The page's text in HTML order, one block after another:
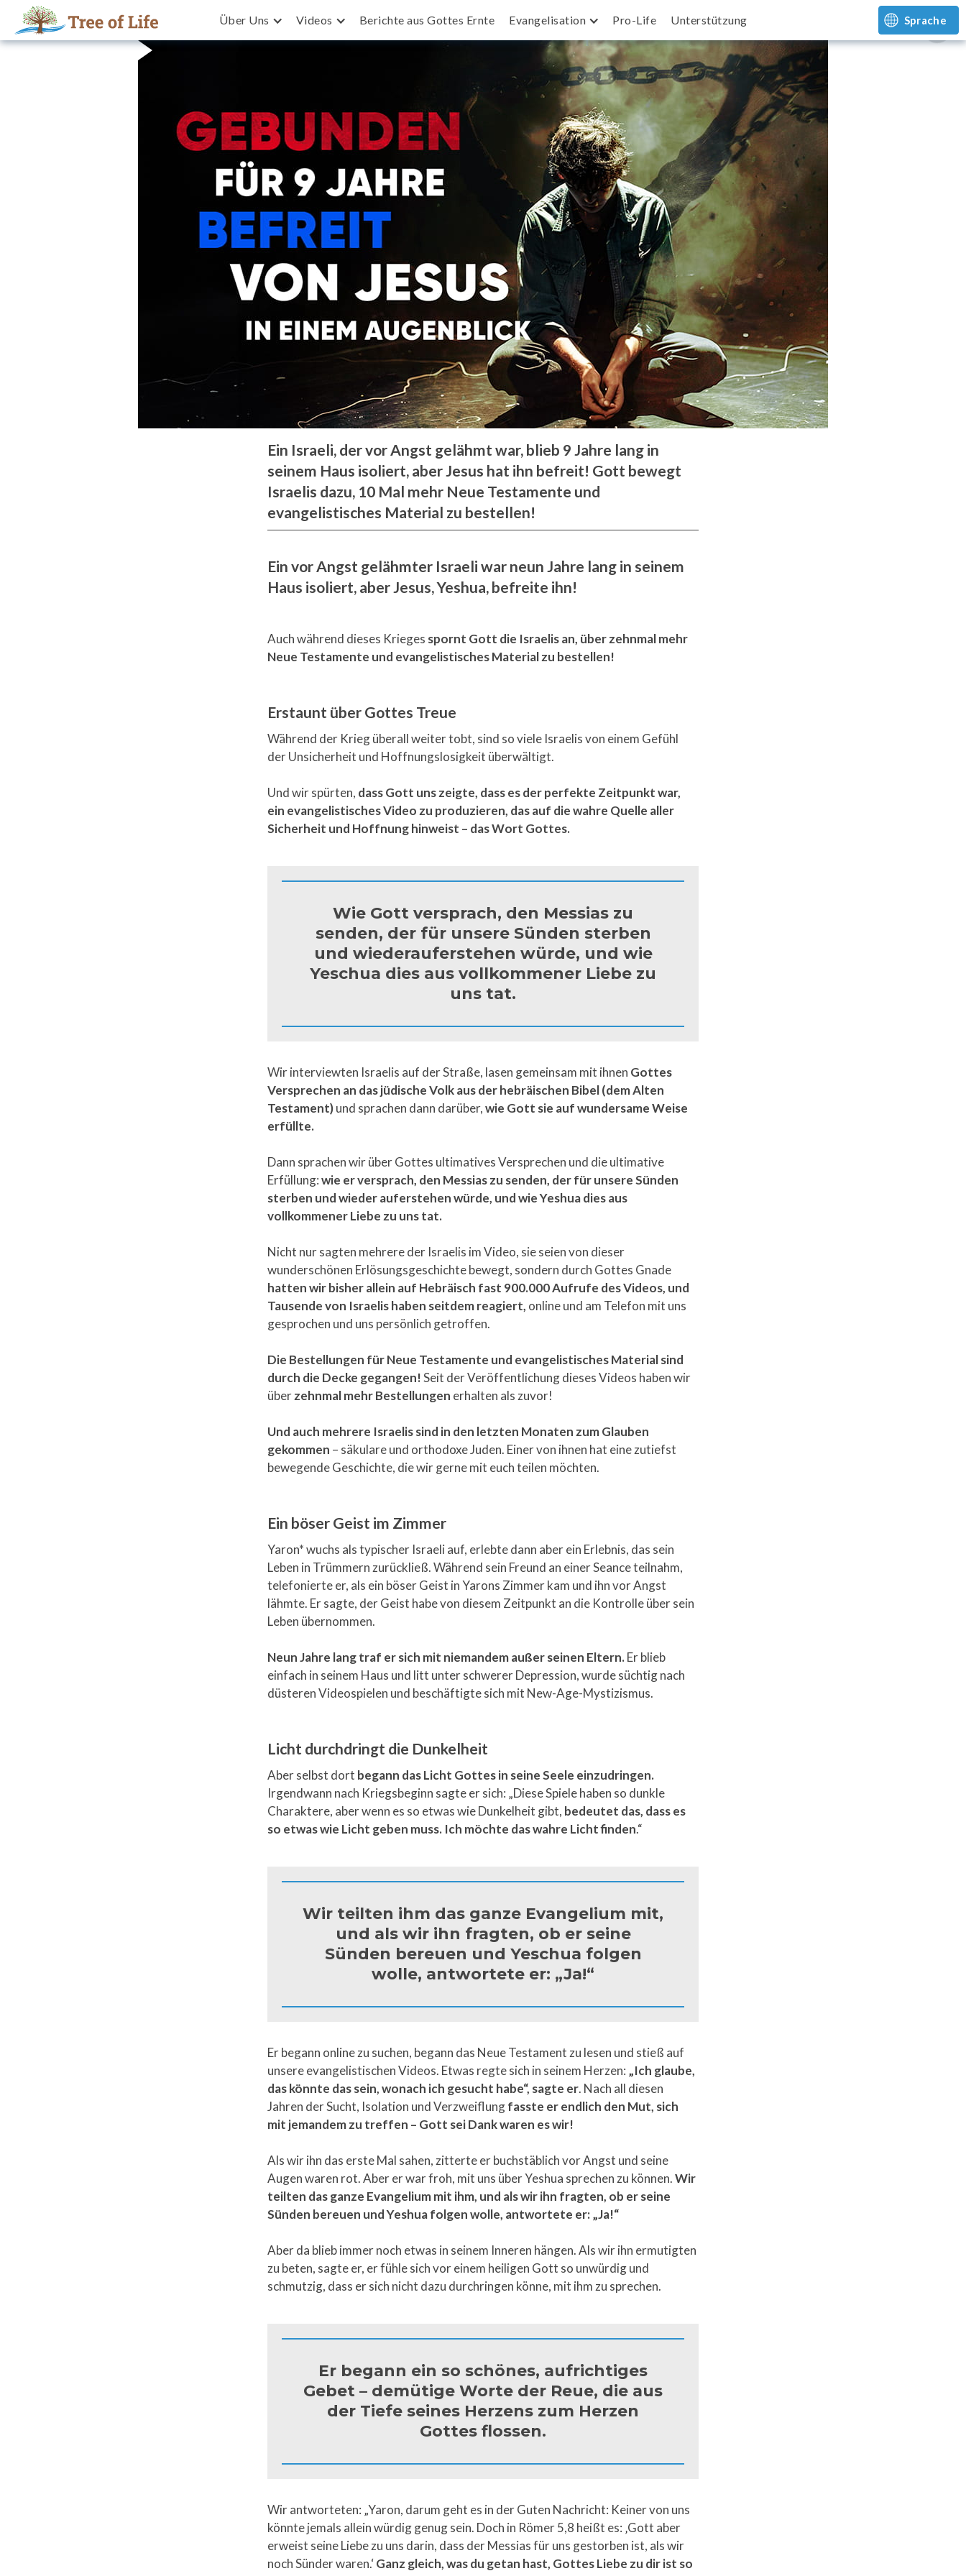
Über Uns Videos Berichte aus Gottes Ernte Evangelisation Pro-Life Unterstützung Sprache
Ein Israeli, der vor Angst gelähmt war, blieb 9 Jahre lang in
seinem Haus isoliert, aber Jesus hat ihn befreit! Gott bewegt
Israelis dazu, 10 Mal mehr Neue Testamente und
evangelistisches Material zu bestellen!
Ein vor Angst gelähmter Israeli war neun Jahre lang in seinem
Haus isoliert, aber Jesus, Yeshua, befreite ihn!
Auch während dieses Krieges spornt Gott die Israelis an, über zehnmal mehr
Neue Testamente und evangelistisches Material zu bestellen!
Erstaunt über Gottes Treue
Während der Krieg überall weiter tobt, sind so viele Israelis von einem Gefühl
der Unsicherheit und Hoffnungslosigkeit überwältigt.
Und wir spürten, dass Gott uns zeigte, dass es der perfekte Zeitpunkt war,
ein evangelistisches Video zu produzieren, das auf die wahre Quelle aller
Sicherheit und Hoffnung hinweist – das Wort Gottes.
Wie Gott versprach, den Messias zu
senden, der für unsere Sünden sterben
und wiederauferstehen würde, und wie
Yeschua dies aus vollkommener Liebe zu
uns tat.
Wir interviewten Israelis auf der Straße, lasen gemeinsam mit ihnen Gottes
Versprechen an das jüdische Volk aus der hebräischen Bibel (dem Alten
Testament)und sprachen dann darüber,wie Gott sie auf wundersame Weise
erfüllte.
Dann sprachen wir über Gottes ultimatives Versprechen und die ultimative
Erfüllung:wie er versprach, den Messias zu senden, der für unsere Sünden
sterben und wieder auferstehen würde, und wie Yeshua dies aus
vollkommener Liebe zu uns tat.
Nicht nur sagten mehrere der Israelis im Video, sie seien von dieser
wunderschönen Erlösungsgeschichte bewegt, sondern durch Gottes Gnade
hatten wir bisher allein auf Hebräisch fast 900.000 Aufrufe des Videos, und
Tausende von Israelis haben seitdem reagiert, online und am Telefon mit uns
gesprochen und uns persönlich getroffen.
Die Bestellungen für Neue Testamente und evangelistisches Material sind
durch die Decke gegangen!Seit der Veröffentlichung dieses Videos haben wir
überzehnmal mehr Bestellungen erhalten als zuvor!
Und auch mehrere Israelis sind in den letzten Monaten zum Glauben
gekommen – säkulare und orthodoxe Juden. Einer von ihnen hat eine zutiefst
bewegende Geschichte, die wir gerne mit euch teilen möchten.
Ein böser Geist im Zimmer
Yaron* wuchs als typischer Israeli auf, erlebte dann aber ein Erlebnis, das sein
Leben in Trümmern zurückließ. Während sein Freund an einer Seance teilnahm,
telefonierte er, als ein böser Geist in Yarons Zimmer kam und ihn vor Angst
lähmte. Er sagte, der Geist habe von diesem Zeitpunkt an die Kontrolle über sein
Leben übernommen.
Neun Jahre lang traf er sich mit niemandem außer seinen Eltern.Er blieb
einfach in seinem Haus und litt unter schwerer Depression, wurde süchtig nach
düsteren Videospielen und beschäftigte sich mit New-Age-Mystizismus.
Licht durchdringt die Dunkelheit
Aber selbst dort begann das Licht Gottes in seine Seele einzudringen.
Irgendwann nach Kriegsbeginn sagte er sich: „Diese Spiele haben so dunkle
Charaktere, aber wenn es so etwas wie Dunkelheit gibt, bedeutet das, dass es
so etwas wie Licht geben muss. Ich möchte das wahre Licht finden.“
Wir teilten ihm das ganze Evangelium mit,
und als wir ihn fragten, ob er seine
Sünden bereuen und Yeschua folgen
wolle, antwortete er: „Ja!“
Er begann online zu suchen, begann das Neue Testament zu lesen und stieß auf
unsere evangelistischen Videos. Etwas regte sich in seinem Herzen: „Ich glaube,
das könnte das sein, wonach ich gesucht habe“, sagte er. Nach all diesen
Jahren der Sucht, Isolation und Verzweiflungfasste er endlich den Mut, sich
mit jemandem zu treffen – Gott sei Dank waren es wir!
Als wir ihn das erste Mal sahen, zitterte er buchstäblich vor Angst und seine
Augen waren rot. Aber er war froh, mit uns über Yeshua sprechen zu können.Wir
teilten das ganze Evangelium mit ihm, und als wir ihn fragten, ob er seine
Sünden bereuen und Yeshua folgen wolle, antwortete er: „Ja!“
Aber da blieb immer noch etwas in seinem Inneren hängen. Als wir ihn ermutigten
zu beten, sagte er, er fühle sich vor einem heiligen Gott so unwürdig und
schmutzig, dass er sich nicht dazu durchringen könne, mit ihm zu sprechen.
Er begann ein so schönes, aufrichtiges
Gebet – demütige Worte der Reue, die aus
der Tiefe seines Herzens zum Herzen
Gottes flossen.
Wir antworteten: „Yaron, darum geht es in der Guten Nachricht: Keiner von uns
könnte jemals allein würdig genug sein. Doch in Römer 5,8 heißt es: ‚Gott aber
erweist seine Liebe zu uns darin, dass der Messias für uns gestorben ist, als wir
noch Sünder waren.‘Ganz gleich, was du getan hast, Gottes Liebe zu dir ist so